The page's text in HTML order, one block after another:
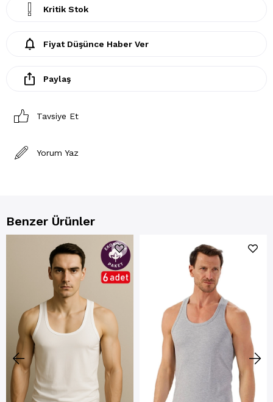
Kritik Stok
Fiyat Düşünce Haber Ver
Paylaş
Tavsiye Et
Yorum Yaz
Benzer Ürünler